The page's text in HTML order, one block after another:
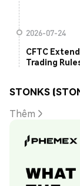
2026-07-24
CFTC
Trading
STONKS
Thêm